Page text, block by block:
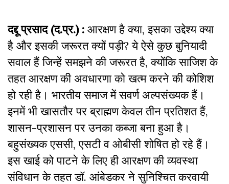
दद्दू प्रसाद (द.प्र.) : आरक्षण है क्या, इसका उद्देश्य क्या
है और इसकी जरूरत क्यों पड़ी? ये ऐसे कुछ बुनियादी
सवाल हैं जिन्हें समझने की जरूरत है, क्योंकि साजिश के
तहत आरक्षण की अवधारणा को खत्म करने की कोशिश
हो रही है। भारतीय समाज में सवर्ण अल्पसंख्यक हैं।
इनमें भी खासतौर पर ब्राह्मण केवल तीन प्रतिशत हैं,
शासन-प्रशासन पर उनका कब्जा बना हुआ है।
बहुसंख्यक एससी, एसटी व ओबीसी शोषित हो रहे हैं।
इस खाई को पाटने के लिए ही आरक्षण की व्यवस्था
संविधान के तहत डॉ. आंबेडकर ने सुनिश्चित करवायी